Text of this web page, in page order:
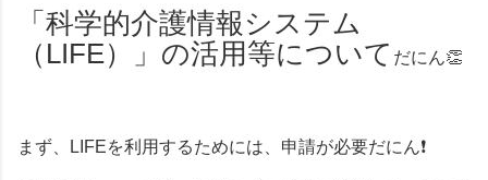
「科学的介護情報システム
（ LIFE）」の活用等について だにん👏
まず、LIFEを利用するためには、申請が必要だにん❗